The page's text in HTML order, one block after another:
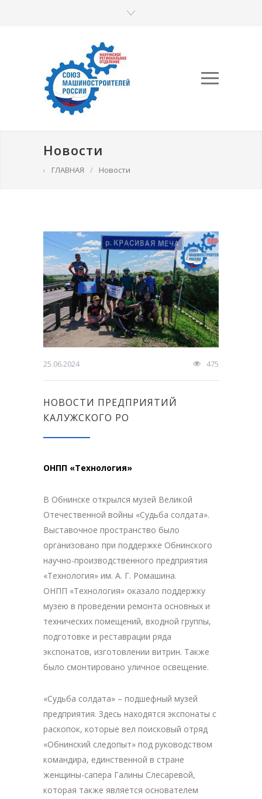
Новости
› ГЛАВНАЯ / Новости
25.06.2024 475
НОВОСТИ ПРЕДПРИЯТИЙ
КАЛУЖСКОГО РО
ОНПП «Технология»
В Обнинске открылся музей Великой
Отечественной войны «Судьба солдата».
Выставочное пространство было
организовано при поддержке Обнинского
научно-производственного предприятия
«Технология» им. А. Г. Ромашина.
ОНПП «Технология» оказало поддержку
музею в проведении ремонта основных и
технических помещений, входной группы,
подготовке и реставрации ряда
экспонатов, изготовлении витрин. Также
было смонтировано уличное освещение.
«Судьба солдата» – подшефный музей
предприятия. Здесь находятся экспонаты с
раскопок, которые вел поисковый отряд
«Обнинский следопыт» под руководством
командира, единственной в стране
женщины-сапера Галины Слесаревой,
которая также является основателем